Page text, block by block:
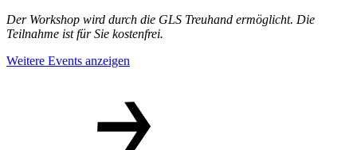
Der Workshop wird durch die GLS Treuhand ermöglicht. Die
Teilnahme ist für Sie kostenfrei.
Weitere Events anzeigen